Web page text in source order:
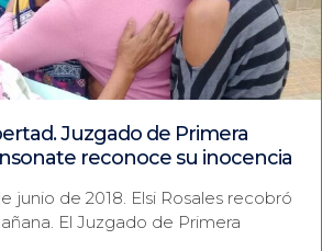
Juzgado de Primera
reconoce su inocencia
junio de 2018. Elsi Rosales recobró
El Juzgado de Primera